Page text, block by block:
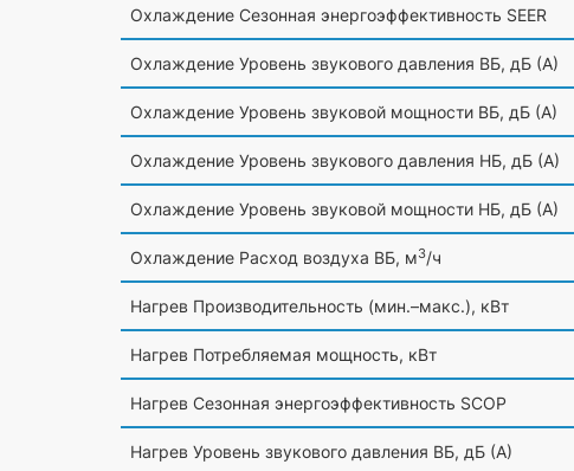
Охлаждение Сезонная энергоэффективность SEER
Охлаждение Уровень звукового давления ВБ, дБ (А)
Охлаждение Уровень звуковой мощности ВБ, дБ (А)
Охлаждение Уровень звукового давления НБ, дБ (А)
Охлаждение Уровень звуковой мощности НБ, дБ (А)
Охлаждение Расход воздуха ВБ, м3/ч
Нагрев Производительность (мин.–макс.), кВт
Нагрев Потребляемая мощность, кВт
Нагрев Сезонная энергоэффективность SCOP
Нагрев Уровень звукового давления ВБ, дБ (А)